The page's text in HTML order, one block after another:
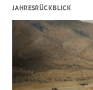
JAHRESRÜCKBLICK